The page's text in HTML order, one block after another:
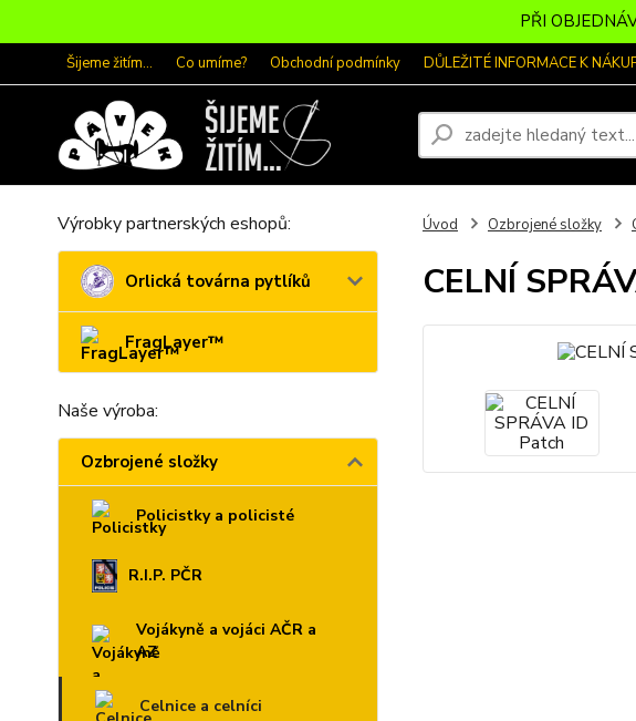
PŘI
Šijeme žitím... Co umíme? Obchodní podmínky DŮLEŽITÉ INFORMACE K
Výrobky partnerských eshopů:
Orlická továrna pytlíků
FragLayer™
Naše výroba:
Ozbrojené složky
Policistky a policisté
R.I.P. PČR
Vojákyně a vojáci AČR a
AZ
Celnice a celníci
Úvod Ozbrojené složky
CELNÍ